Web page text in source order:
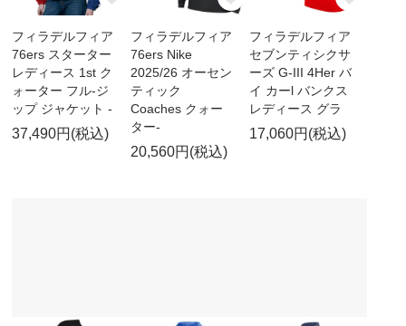
フィラデルフィア
76ers スターター
レディース 1st ク
ォーター フル-ジ
ップ ジャケット -
37,490円(税込)
フィラデルフィア
76ers Nike
2025/26 オーセン
ティック
Coaches クォー
ター-
20,560円(税込)
フィラデルフィア
セブンティシクサ
ーズ G-III 4Her バ
イ カーl バンクス
レディース グラ
17,060円(税込)